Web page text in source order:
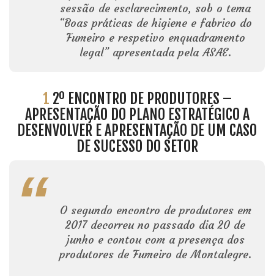
sessão de esclarecimento, sob o tema
“Boas práticas de higiene e fabrico do
Fumeiro e respetivo enquadramento
legal” apresentada pela ASAE.
1 2º ENCONTRO DE PRODUTORES –
APRESENTAÇÃO DO PLANO ESTRATÉGICO A
DESENVOLVER E APRESENTAÇÃO DE UM CASO
DE SUCESSO DO SETOR
O segundo encontro de produtores em
2017 decorreu no passado dia 20 de
junho e contou com a presença dos
produtores de Fumeiro de Montalegre.